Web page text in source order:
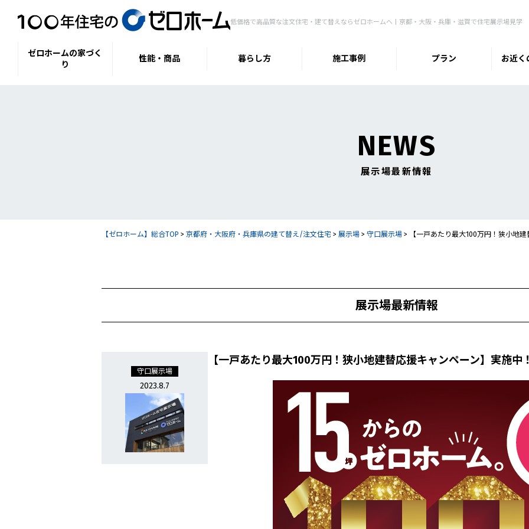
低価格で高品質な注文住宅・建て替えならゼロホームへ | 京都・大阪・兵庫・滋賀で住宅展示場見学
ゼロホームの家づく
り
性能・商品 暮らし方 施工事例 プラン お近く
NEWS
展示場最新情報
【ゼロホーム】総合TOP > 京都府・大阪府・兵庫県の建て替え/注文住宅 > 展示場 > 守口展示場 > 【一戸あたり最大100万円！狭小地
展示場最新情報
守口展示場
2023.8.7
【一戸あたり最大100万円！狭小地建替応援キャンペーン】実施中